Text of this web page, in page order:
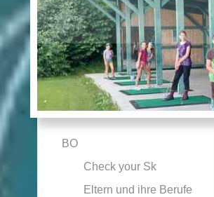
BO
Check your Sk
Eltern und ihre Berufe